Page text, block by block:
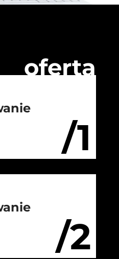
oferta
/1
/2